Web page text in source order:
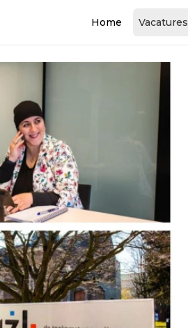
Home Vacatures